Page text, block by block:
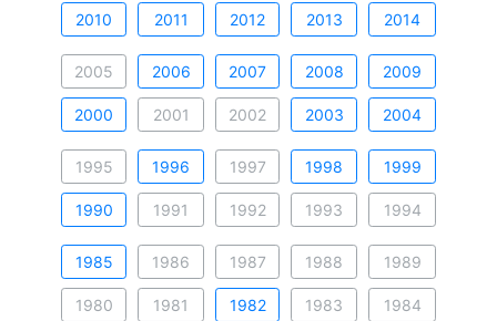
2010 2011 2012 2013 2014
2005 2006 2007 2008 2009
2000 2001 2002 2003 2004
1995 1996 1997 1998 1999
1990 1991 1992 1993 1994
1985 1986 1987 1988 1989
1980 1981 1982 1983 1984